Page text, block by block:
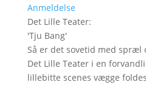
Anmeldelse
Det Lille Teater:
'Tju Bang'
Så er det sovetid med spræl
Det Lille Teater i en
lillebitte scenes vægge